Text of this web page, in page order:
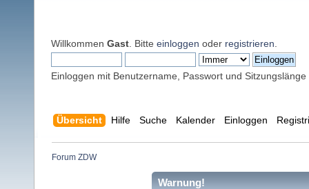
Willkommen Gast . Bitte einloggen oder registrieren
Einloggen mit Benutzername, Passwort und Sitzungslänge
Übersicht Hilfe Suche Kalender Einloggen
Forum ZDW
Warnung!